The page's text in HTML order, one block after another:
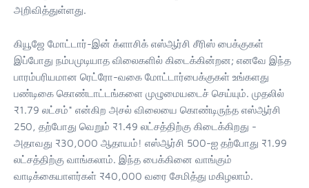
அறிவித்துள்ளது.
கியூஜே மோட்டார்-இன் க்ளாசிக் எஸ்ஆர்சி சீரிஸ் பைக்குகள்
இப்போது நம்பமுடியாத விலைகளில் கிடைக்கின்றன; எனவே இந்த
பாரம்பரியமான ரெட்ரோ-வகை மோட்டார்பைக்குகள் உங்களது
பண்டிகை கொண்டாட்டங்களை முழுமையடைச் செய்யும். முதலில்
₹1.79 லட்சம்* என்கிற அசல் விலையை கொண்டிருந்த எஸ்ஆர்சி
250, தற்போது வெறும் ₹1.49 லட்சத்திற்கு கிடைக்கிறது -
அதாவது ₹30,000 ஆதாயம்! எஸ்ஆர்சி 500-ஐ தற்போது ₹1.99
லட்சத்திற்கு வாங்கலாம். இந்த பைக்கினை வாங்கும்
வாடிக்கையாளர்கள் ₹40,000 வரை சேமித்து மகிழலாம்.